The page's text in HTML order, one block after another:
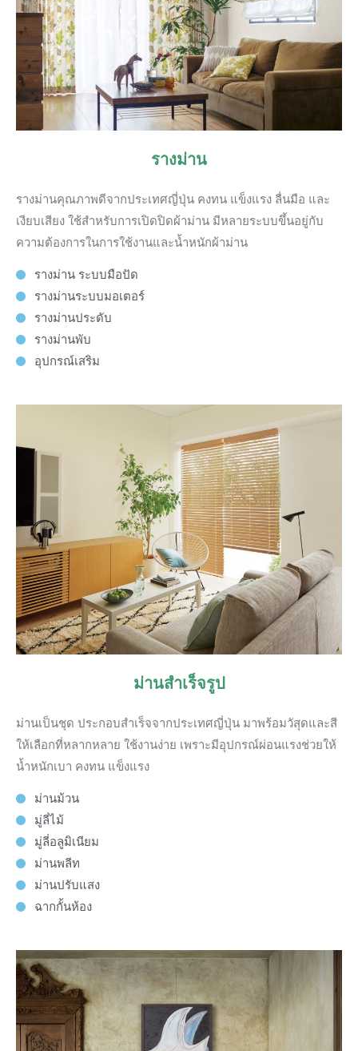
รางม่าน
รางม่านคุณภาพดีจากประเทศญี่ปุ่น คงทน แข็งแรง ลื่นมือ และ
เงียบเสียง ใช้สำหรับการเปิดปิดผ้าม่าน มีหลายระบบขึ้นอยู่กับ
ความต้องการในการใช้งานและน้ำหนักผ้าม่าน
รางม่าน ระบบมือปัด
รางม่านระบบมอเตอร์
รางม่านประดับ
รางม่านพับ
อุปกรณ์เสริม
ม่านสำเร็จรูป
ม่านเป็นชุด ประกอบสำเร็จจากประเทศญี่ปุ่น มาพร้อมวัสุดและสี
ให้เลือกที่หลากหลาย ใช้งานง่าย เพราะมีอุปกรณ์ผ่อนแรงช่วยให้
น้ำหนักเบา คงทน แข็งแรง
ม่านม้วน
มู่ลี่ไม้
มู่ลี่อลูมิเนียม
ม่านพลีท
ม่านปรับแสง
ฉากกั้นห้อง